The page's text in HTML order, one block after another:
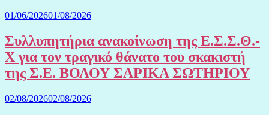
01/06/202601/08/2026
Συλλυπητήρια ανακοίνωση της Ε.Σ.Σ.Θ.-
Χ για τον τραγικό θάνατο του σκακιστή
της Σ.Ε. ΒΟΛΟΥ ΣΑΡΙΚΑ ΣΩΤΗΡΙΟΥ
02/08/202602/08/2026